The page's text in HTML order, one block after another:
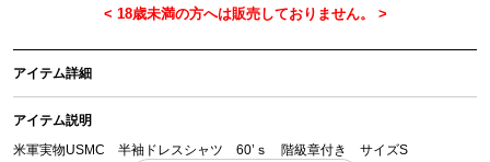
アイテム詳細
アイテム説明
米軍実物USMC 半袖ドレスシャツ 60’ｓ 階級章付き サイズS